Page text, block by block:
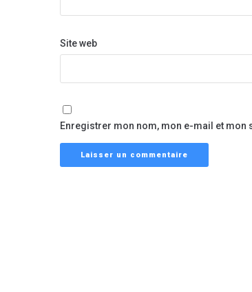
Site web
Enregistrer mon nom, mon e-mail et